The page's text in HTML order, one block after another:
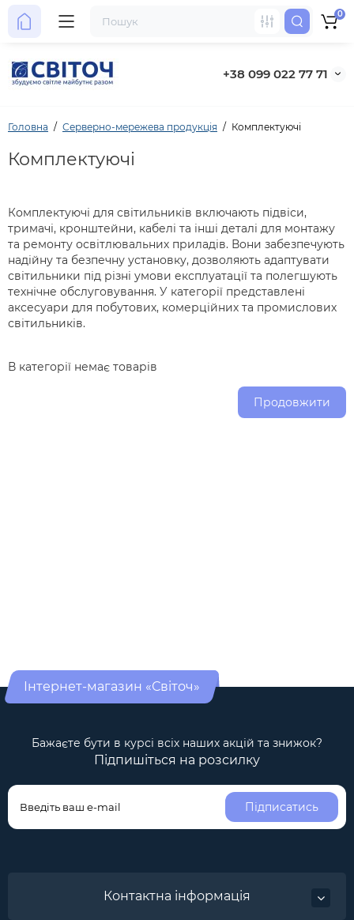
+38 099 022 77 71
0
Головна Серверно-мережева продукція Комплектуючі
Комплектуючі
Комплектуючі для світильників включають підвіси,
тримачі, кронштейни, кабелі та інші деталі для монтажу
та ремонту освітлювальних приладів. Вони забезпечують
надійну та безпечну установку, дозволяють адаптувати
світильники під різні умови експлуатації та полегшують
технічне обслуговування. У категорії представлені
аксесуари для побутових, комерційних та промислових
світильників.
В категорії немає товарів
Продовжити
Інтернет-магазин «Світоч»
Бажаєте бути в курсі всіх наших акцій та знижок?
Підпишіться на розсилку
Підписатись
Контактна інформація